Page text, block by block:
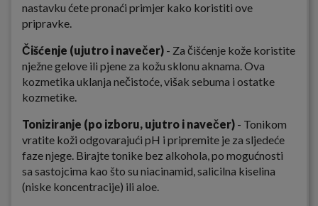
nastavku ćete pronaći primjer kako koristiti ove
pripravke.
Čišćenje (ujutro i navečer) - Za čišćenje kože koristite
nježne gelove ili pjene za kožu sklonu aknama. Ova
kozmetika uklanja nečistoće, višak sebuma i ostatke
kozmetike.
Toniziranje (po izboru, ujutro i navečer) - Tonikom
vratite koži odgovarajući pH i pripremite je za sljedeće
faze njege. Birajte tonike bez alkohola, po mogućnosti
sa sastojcima kao što su niacinamid, salicilna kiselina
(niske koncentracije) ili aloe.